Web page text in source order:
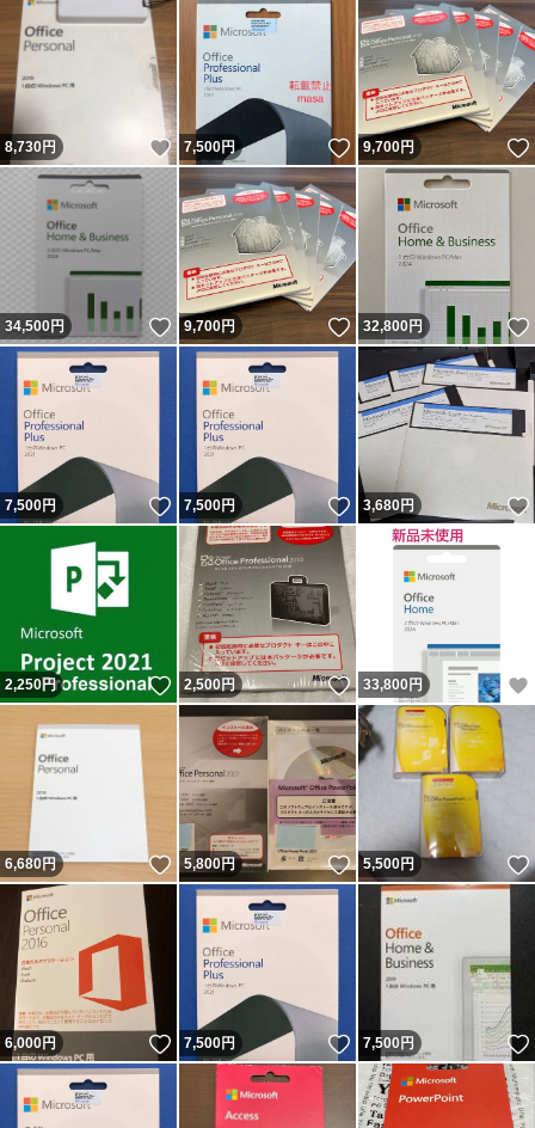
8,730円 いいね！
7,500円 いいね！
9,700円
34,500円 いいね！
9,700円 いいね！
32,800円
7,500円 いいね！
7,500円 いいね！
3,680円
2,250円 いいね！
2,500円 いいね！
33,800 円
6,680円 いいね！
5,800円 いいね！
5,500円
6,000円 いいね！
7,500円 いいね！
7,500円